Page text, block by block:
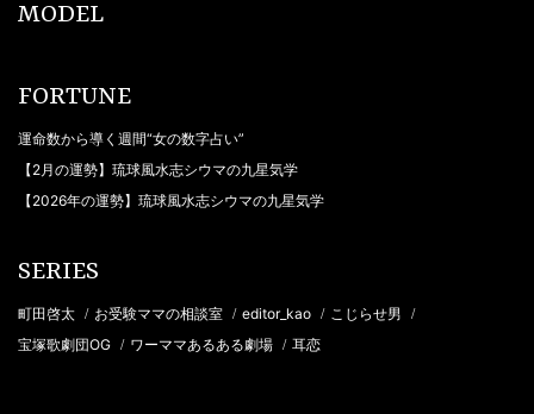
MODEL
FORTUNE
運命数から導く週間“女の数字占い”
【2月の運勢】琉球風水志シウマの九星気学
【2026年の運勢】琉球風水志シウマの九星気学
SERIES
町田啓太 / お受験ママの相談室 / editor_kao / こじらせ男 /
宝塚歌劇団OG / ワーママあるある劇場 / 耳恋